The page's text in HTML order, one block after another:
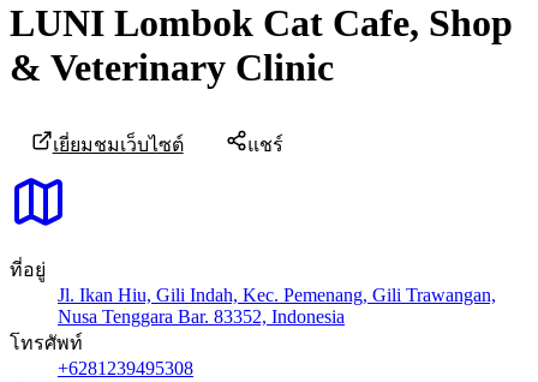
LUNI Lombok Cat Cafe, Shop
& Veterinary Clinic
เยี่ยมชมเว็บไซต์ แชร์
ที่อยู่
Jl. Ikan Hiu, Gili Indah, Kec. Pemenang, Gili Trawangan,
Nusa Tenggara Bar. 83352, Indonesia
โทรศัพท์
+6281239495308